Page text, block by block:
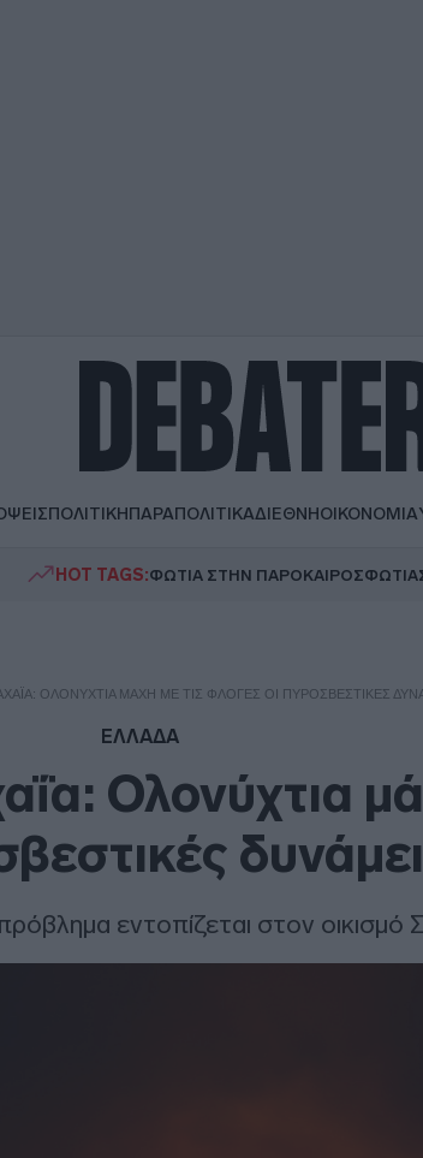
ΠΟΛΙΤΙΚΗΠΑΡΑΠΟΛΙΤΙΚΑΔΙΕΘΝΗΟΙΚΟΝΟΜΙΑ
HOT TAGS:ΦΩΤΙΑ ΣΤΗΝ ΠΑΡΟΚΑΙΡΟΣΦΩΤΙΑ
ΟΛΟΝΎΧΤΙΑ ΜΆΧΗ ΜΕ ΤΙΣ ΦΛΌΓΕΣ ΟΙ ΠΥΡΟΣΒΕΣΤΙΚΈΣ
ΕΛΛΑΔΑ
Ολονύχτια
εντοπίζεται στον οικισμό